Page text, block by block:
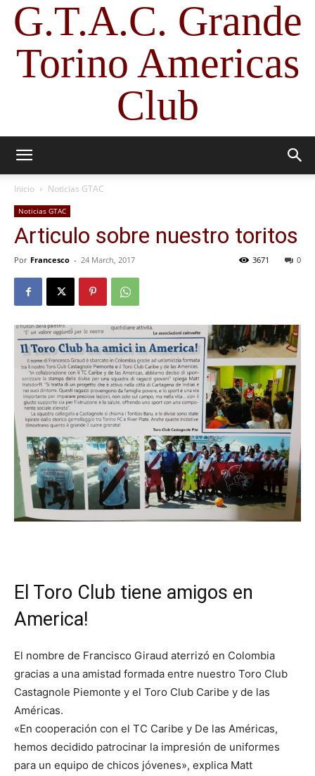
G.T.A.C. Grande
Torino Americas
Club
Inicio Noticias GTAC
Noticias GTAC
Articulo sobre nuestro toritos
Por Francesco - 24 March, 2017 0
3671
El Toro Club tiene amigos en
America!
El nombre de Francisco Giraud aterrizó en Colombia
gracias a una amistad formada entre nuestro Toro Club
Castagnole Piemonte y el Toro Club Caribe y de las
Américas.
«En cooperación con el TC Caribe y De las Américas,
hemos decidido patrocinar la impresión de uniformes
para un equipo de chicos jóvenes», explica Matt